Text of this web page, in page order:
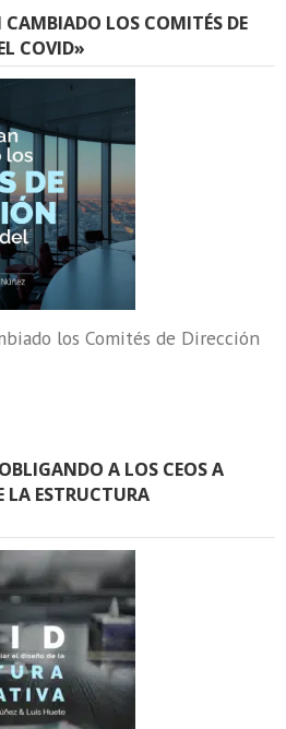
LOS COMITÉS DE
COVID»
los Comités de Dirección
A LOS CEOS A
LA ESTRUCTURA